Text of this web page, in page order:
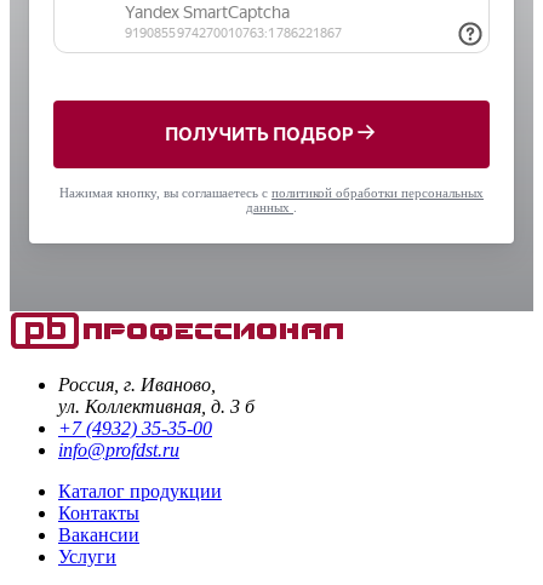
ПОЛУЧИТЬ ПОДБОР
Нажимая кнопку, вы соглашаетесь с политикой обработки персональных
данных
Россия, г. Иваново,
ул. Коллективная, д. 3 б
+7 (4932) 35-35-00
info@profdst.ru
Каталог продукции
Контакты
Вакансии
Услуги